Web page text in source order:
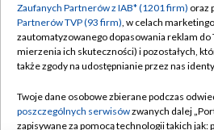
Emisja w TVP
Centrum informacji TVP
Naziemna Telewizja Cyfrowa
Rada Programowa
Polityka
Moje
Pomoc
Kontakt
Zaufanych Partnerów z IAB* (1201 firm) oraz
Partnerów TVP (93 firm), w celach
zautomatyzowanego dopasowania reklam
mierzenia ich skuteczności) i pozostałych,
także zgody na udostępnianie przez nas
Twoje dane osobowe zbierane podczas
poszczególnych serwisówzwanych dalej
zapisywane za pomocą technologii takich jak: